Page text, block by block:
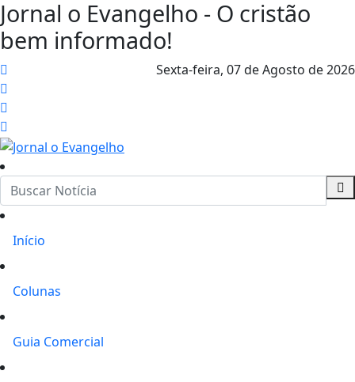
Jornal o Evangelho - O cristão
bem informado!
Sexta-feira, 07 de Agosto de 2026
Início
Colunas
Guia Comercial